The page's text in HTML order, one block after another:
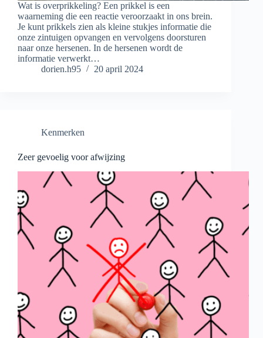
Wat is overprikkeling? Een prikkel is een
waarneming die een reactie veroorzaakt in ons brein.
Je kunt prikkels zien als kleine stukjes informatie die
onze zintuigen opvangen en vervolgens doorsturen
naar onze hersenen. In de hersenen wordt de
informatie verwerkt…
dorien.h95
20 april 2024
Kenmerken
Zeer gevoelig voor afwijzing